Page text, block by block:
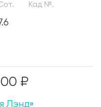
Кад №.
₽
Лэнд»